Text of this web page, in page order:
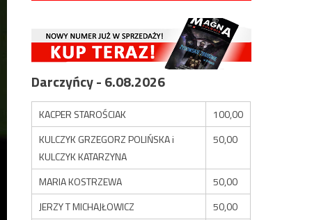
Darczyńcy - 6.08.2026
KACPER STAROŚCIAK
100,00
KULCZYK GRZEGORZ POLIŃSKA i
KULCZYK KATARZYNA
50,00
MARIA KOSTRZEWA
50,00
JERZY T MICHAJŁOWICZ
50,00